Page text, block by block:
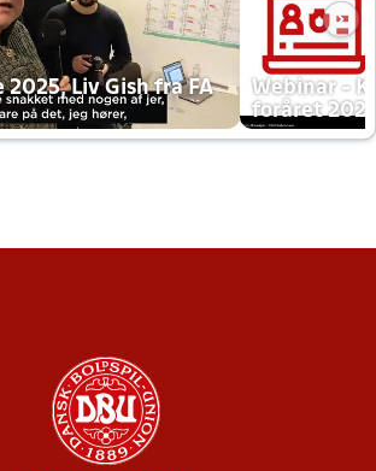
Liv Gish fra FA
Webinar -
foråret